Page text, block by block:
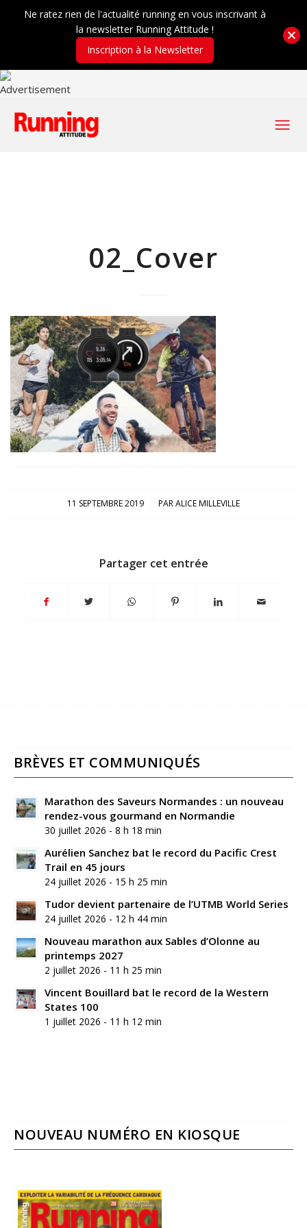
02_Cover
11 SEPTEMBRE 2019
/ PARALICE MILLEVILLE
Partager cet entrée
BRÈVES ET COMMUNIQUÉS
Marathon des Saveurs Normandes : un nouveau
rendez-vous gourmand en Normandie
30 juillet 2026 - 8 h 18 min
Aurélien Sanchez bat le record du Pacific Crest
Trail en 45 jours
24 juillet 2026 - 15 h 25 min
Tudor devient partenaire de l’UTMB World Series
24 juillet 2026 - 12 h 44 min
Nouveau marathon aux Sables d’Olonne au
printemps 2027
2 juillet 2026 - 11 h 25 min
Vincent Bouillard bat le record de la Western
States 100
1 juillet 2026 - 11 h 12 min
NOUVEAU NUMÉRO EN KIOSQUE
Ne ratez rien de l'actualité running en vous inscrivant à
la newsletter Running Attitude !
Inscription à la Newsletter